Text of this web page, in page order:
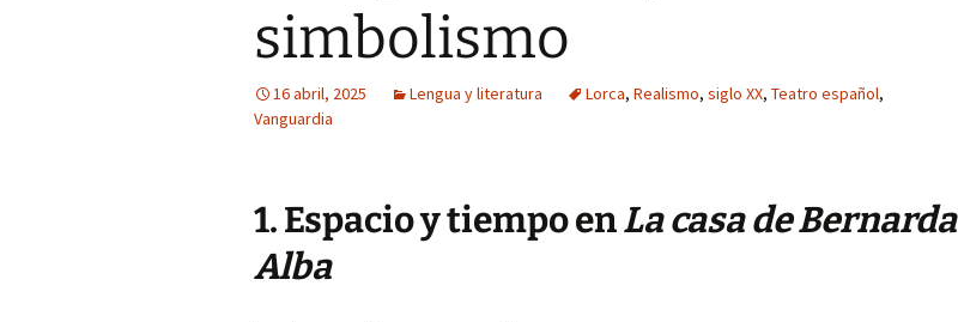
simbolismo
16 abril, 2025 Lengua y literatura Lorca, Realismo, siglo XX, Teatro español,
Vanguardia
1. Espacio y tiempo enLa casa de Bernarda
Alba